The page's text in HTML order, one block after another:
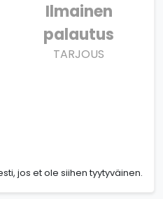
Ilmainen
palautus
TARJOUS
jos et ole siihen tyytyväinen.